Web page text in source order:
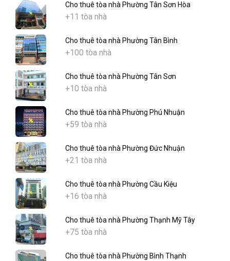
Cho thuê tòa nhà Phường Tân Sơn Hòa
+11 tòa nhà
Cho thuê tòa nhà Phường Tân Bình
+100 tòa nhà
Cho thuê tòa nhà Phường Tân Sơn
+10 tòa nhà
Cho thuê tòa nhà Phường Phú Nhuận
+59 tòa nhà
Cho thuê tòa nhà Phường Đức Nhuận
+21 tòa nhà
Cho thuê tòa nhà Phường Cầu Kiệu
+16 tòa nhà
Cho thuê tòa nhà Phường Thạnh Mỹ Tây
+75 tòa nhà
Cho thuê tòa nhà Phường Bình Thạnh